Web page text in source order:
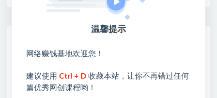
站长微信：无
❤本站：本站整合多方资源站，主要面向互联网创业
类&副业类，资源丰富 物超所值。
❤能助您：找项目 + 低成本创业 + 减少信息差 + 见识
温馨提示
网络赚钱基地欢迎您！
建议使用 Ctrl + D 收藏本站，让你不再错过任何
篇优秀网创课程哟！